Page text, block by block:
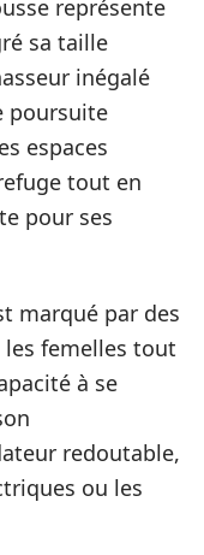
représente
sa taille
inégalé
poursuite
espaces
tout en
pour ses
marqué par des
femelles tout
à se
redoutable,
ou les